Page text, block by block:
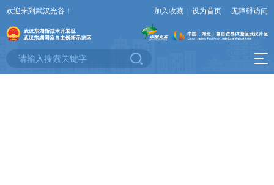
欢迎来到武汉光谷！ 加入收藏 设为首页 无障碍访问